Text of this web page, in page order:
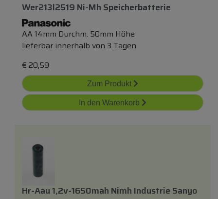
Wer213l2519 Ni-Mh Speicherbatterie
AA 14mm Durchm. 50mm Höhe
lieferbar innerhalb von 3 Tagen
€ 20,59
Zum Produkt
In den Warenkorb
Hr-Aau 1,2v-1650mah Nimh Industrie Sanyo